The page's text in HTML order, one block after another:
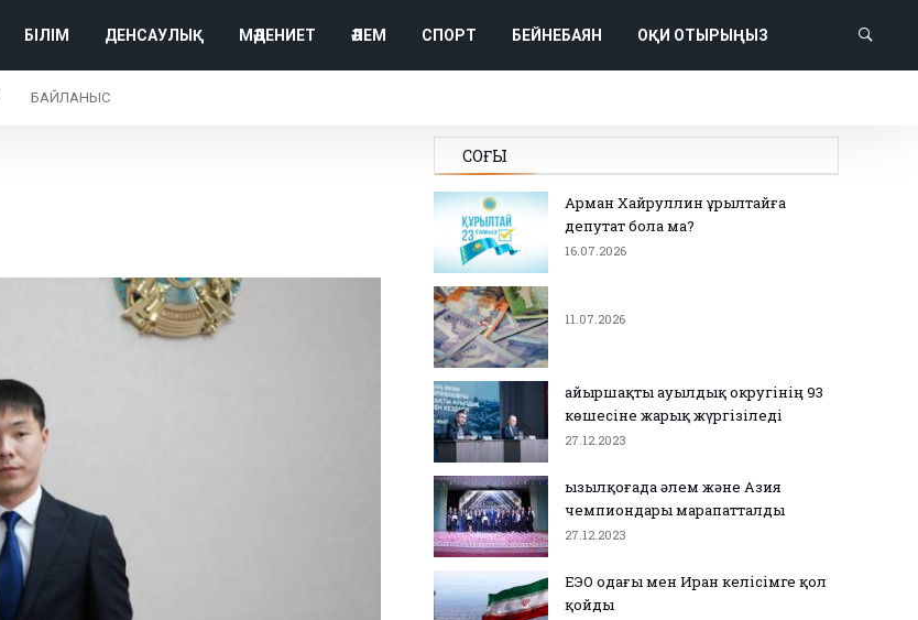
БІЛІМ ДЕНСАУЛЫҚ МӘДЕНИЕТ ӘЛЕМ СПОРТ БЕЙНЕБАЯН ОҚИ ОТЫРЫҢЫЗ
БАЙЛАНЫС
СОҢҒЫ
Арман Хайруллин Құрылтайға
депутат бола ма?
16.07.2026
11.07.2026
Қайыршақты ауылдық округінің 93
көшесіне жарық жүргізіледі
27.12.2023
Қызылқоғада әлем және Азия
чемпиондары марапатталды
27.12.2023
ЕЭО одағы мен Иран келісімге қол
қойды